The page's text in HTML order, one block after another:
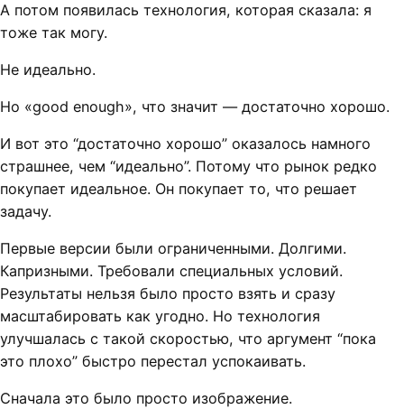
А потом появилась технология, которая сказала: я
тоже так могу.
Не идеально.
Но «good enough», что значит — достаточно хорошо.
И вот это “достаточно хорошо” оказалось намного
страшнее, чем “идеально”. Потому что рынок редко
покупает идеальное. Он покупает то, что решает
задачу.
Первые версии были ограниченными. Долгими.
Капризными. Требовали специальных условий.
Результаты нельзя было просто взять и сразу
масштабировать как угодно. Но технология
улучшалась с такой скоростью, что аргумент “пока
это плохо” быстро перестал успокаивать.
Сначала это было просто изображение.